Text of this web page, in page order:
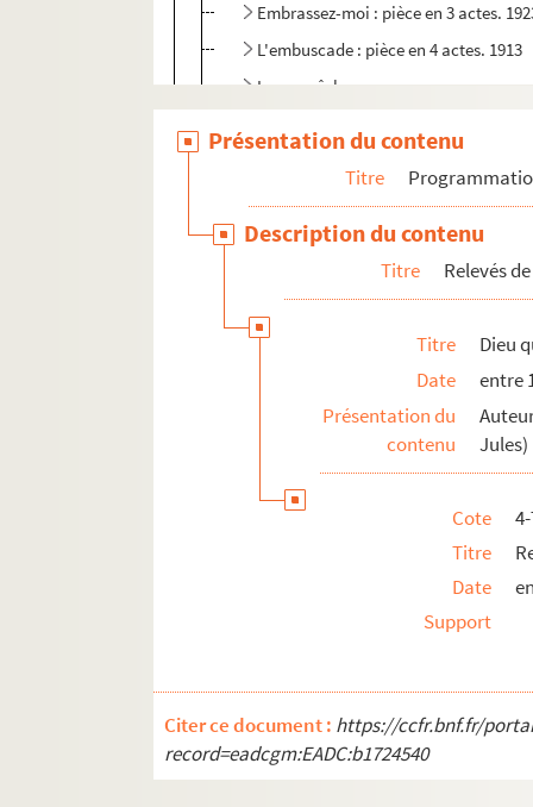
Embrassez-moi : pièce en 3 actes.
L'embuscade : pièce en 4 actes. 1913
Les empêcheurs
Enfin seuls : comédie en 3 actes
L'enjoleuse : comédie en 3 actes. 1912
Entr'acte en tournée : pièce en 1 acte
L'épervier : pièce en 3 actes. 1914
Epouse-la : opérette en 3 actes
L'équipage : pièce en 3 actes. 1929
L'escalier de service. 1929
Et moi j'te dis qu'elle t'a fait de l'oeil.
La façon de se donner. 1925
Le faiseur : adaptation en 3 actes.
Faites-ça pour moi... ! : opérette en 3
Présentation du contenu
Titre
Description du contenu
Titre Relevés
Titre
Dieu
Date
entre
Présentation du
contenu
Jules)
Cote
Titre
Date
Support
Citer ce document : https://ccfr.bnf.fr/
record=eadcgm:EADC:b1724540